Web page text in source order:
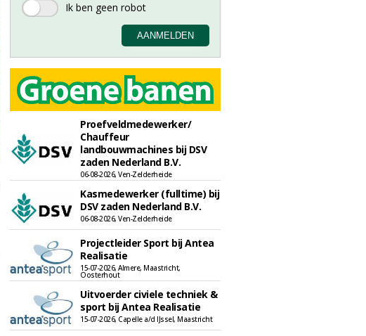
Proefveldmedewerker/
Chauffeur
landbouwmachines bij DSV
zaden Nederland B.V.
06-08-2026, Ven-Zelderheide
Kasmedewerker (fulltime) bij
DSV zaden Nederland B.V.
06-08-2026, Ven-Zelderheide
Projectleider Sport bij Antea
Realisatie
15-07-2026, Almere, Maastricht,
Oosterhout
Uitvoerder civiele techniek &
sport bij Antea Realisatie
15-07-2026, Capelle a/d IJssel, Maastricht